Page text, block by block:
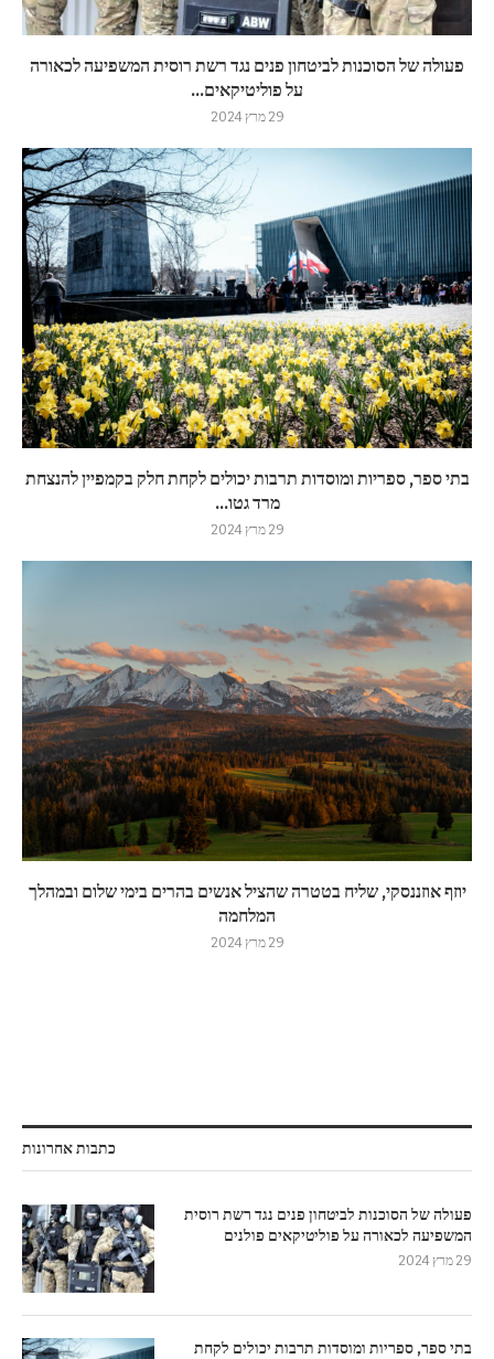
פעולה של הסוכנות לביטחון פנים נגד רשת רוסית המשפיעה לכאורה
על פוליטיקאים...
29 מרץ 2024
בתי ספר, ספריות ומוסדות תרבות יכולים לקחת חלק בקמפיין להנצחת
מרד גטו...
29 מרץ 2024
יוזף אוזננסקי, שליח בטטרה שהציל אנשים בהרים בימי שלום ובמהלך
המלחמה
29 מרץ 2024
כתבות אחרונות
פעולה של הסוכנות לביטחון פנים נגד רשת רוסית
המשפיעה לכאורה על פוליטיקאים פולנים
29 מרץ 2024
בתי ספר, ספריות ומוסדות תרבות יכולים לקחת